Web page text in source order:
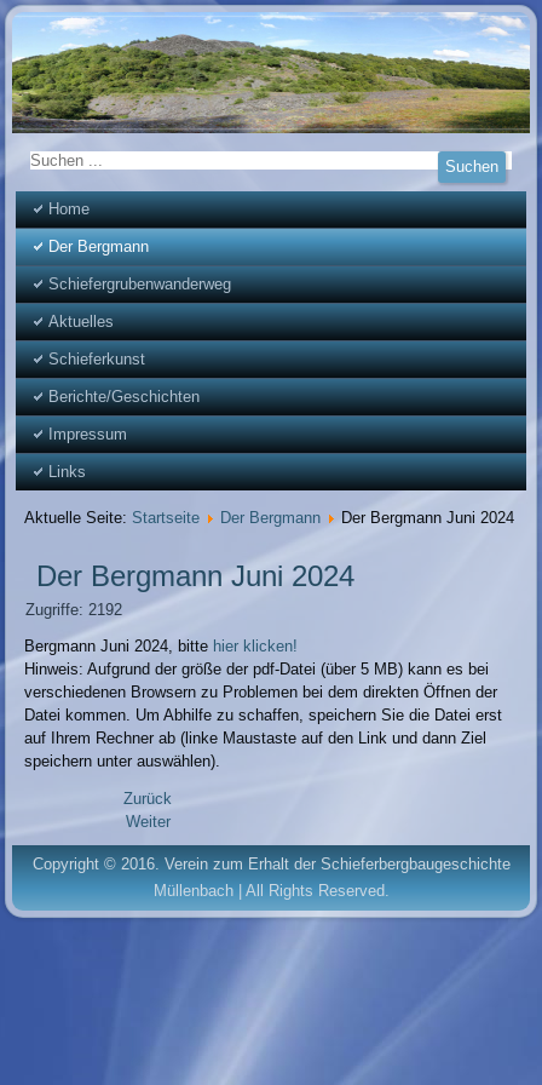
Home
Der Bergmann
Schiefergrubenwanderweg
Aktuelles
Schieferkunst
Berichte/Geschichten
Impressum
Links
Aktuelle Seite: Startseite Der Bergmann Der Bergmann Juni 2024
Der Bergmann Juni 2024
Zugriffe: 2192
Bergmann Juni 2024, bitte hier klicken!
Hinweis: Aufgrund der größe der pdf-Datei (über 5 MB) kann es bei
verschiedenen Browsern zu Problemen bei dem direkten Öffnen der
Datei kommen. Um Abhilfe zu schaffen, speichern Sie die Datei erst
auf Ihrem Rechner ab (linke Maustaste auf den Link und dann Ziel
speichern unter auswählen).
Zurück
Weiter
Copyright © 2016. Verein zum Erhalt der Schieferbergbaugeschichte
Müllenbach | All Rights Reserved.